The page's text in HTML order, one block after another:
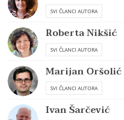
SVI ČLANCI AUTORA
Roberta Nikšić
SVI ČLANCI AUTORA
Marijan Oršolić
SVI ČLANCI AUTORA
Ivan Šarčević